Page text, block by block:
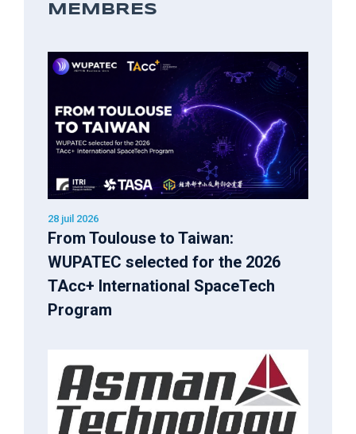
MEMBRES
28 juil 2026
From Toulouse to Taiwan:
WUPATEC selected for the 2026
TAcc+ International SpaceTech
Program